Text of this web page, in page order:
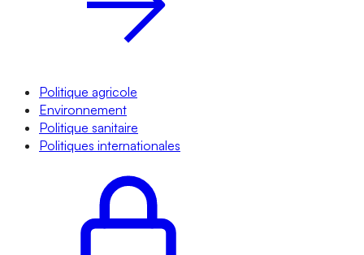
Politique agricole
Environnement
Politique sanitaire
Politiques internationales